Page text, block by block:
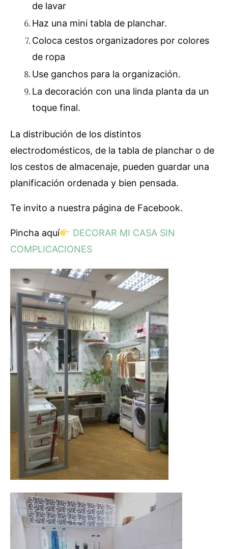
de lavar
Haz una mini tabla de planchar.
Coloca cestos organizadores por colores
de ropa
Use ganchos para la organización.
La decoración con una linda planta da un
toque final.
La distribución de los distintos
electrodomésticos, de la tabla de planchar o de
los cestos de almacenaje, pueden guardar una
planificación ordenada y bien pensada.
Te invito a nuestra página de Facebook.
Pincha aquí
DECORAR MI CASA SIN
COMPLICACIONES